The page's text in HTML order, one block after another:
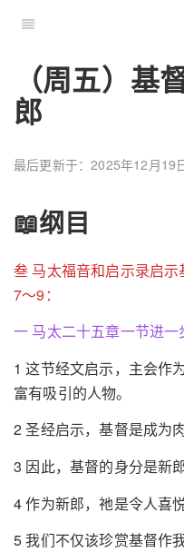
（周五）基
郎
最后更新于：2025年12月19
📖纲目
叁 马太福音和启示录启
7～9：
一 马太二十五章一节进一
1 这节经文启示，主会作
富有吸引的人物。
2 圣经启示，基督是成为
3 因此，基督的身分是新郎
4 作为新郎，祂是令人喜
5 我们不仅该珍赏基督作